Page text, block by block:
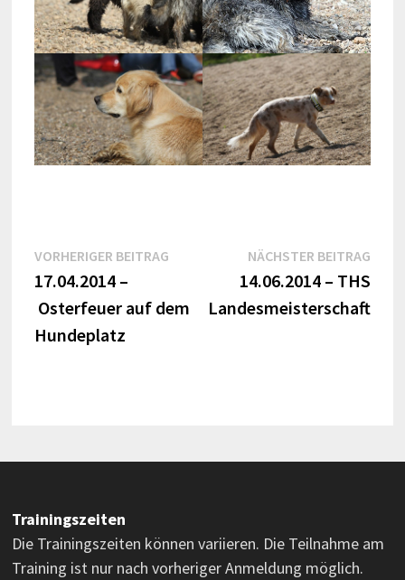
Beitragsnavigation
VORHERIGER BEITRAGVorheriger
17.04.2014 –
Osterfeuer auf dem
Hundeplatz
NÄCHSTER BEITRAG
14.06.2014 – THS
Landesmeisterschaft
Trainingszeiten
Die Trainingszeiten können variieren. Die Teilnahme am
Training ist nur nach vorheriger Anmeldung möglich.